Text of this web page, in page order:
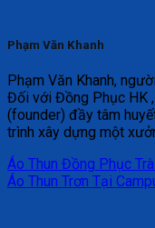
Phạm Văn Khanh
Phạm Văn Khanh,
Đối với Đồng Phục HK
(founder) đầy tâm
trình xây dựng một
Áo Thun Đồng Phục
Áo Thun Trơn Tại